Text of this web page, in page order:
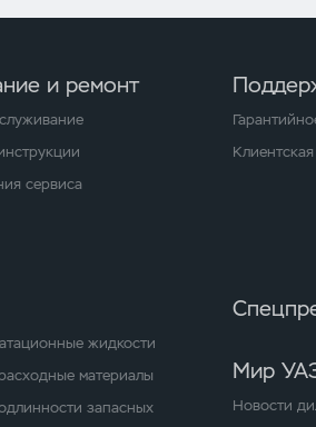
и ремонт
сервиса
жидкости
материалы
запасных
Мир
Новости